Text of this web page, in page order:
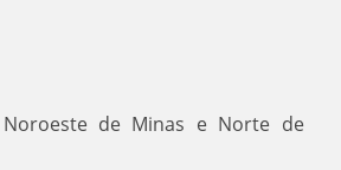
de Minas e Norte de